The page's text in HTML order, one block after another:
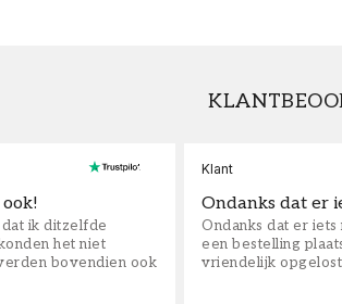
ik ditzelfde
het niet
bovendien ook
Klant
Ondanks dat er
Ondanks dat er
een bestelling
vriendelijk